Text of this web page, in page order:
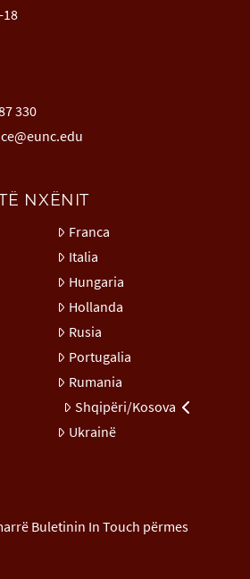
330
NXËNIT
Franca
Italia
Hungaria
Hollanda
Rusia
Portugalia
Rumania
Shqipëri/Kosova
Ukrainë
Buletinin In Touch përmes